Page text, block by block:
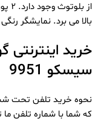
از
بالا می برد. نمایشگر
خرید
سیسکو 9951
که شما با شماره تلفن